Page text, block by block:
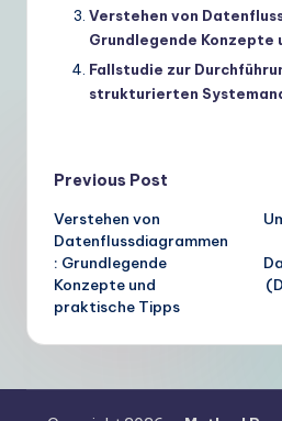
Verstehen von
Grundlegende Konzepte
Fallstudie zur
strukturierten
Post
navigation
Previous Post
Verstehen von
Datenflussdiagrammen
: Grundlegende
Konzepte und
praktische Tipps